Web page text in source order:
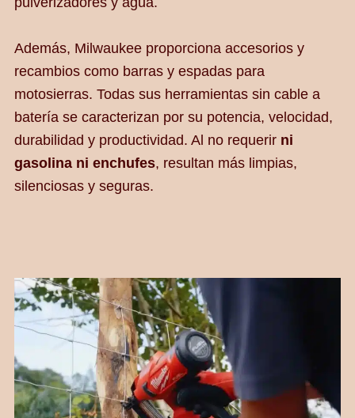
Además, Milwaukee proporciona accesorios y
recambios como barras y espadas para
motosierras. Todas sus herramientas sin cable a
batería se caracterizan por su potencia, velocidad,
durabilidad y productividad. Al no requerir ni
gasolina ni enchufes, resultan más limpias,
silenciosas y seguras.